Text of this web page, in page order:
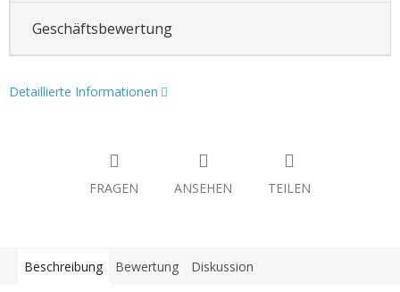
Geschäftsbewertung
Detaillierte Informationen
FRAGEN ANSEHEN TEILEN
Beschreibung Bewertung Diskussion